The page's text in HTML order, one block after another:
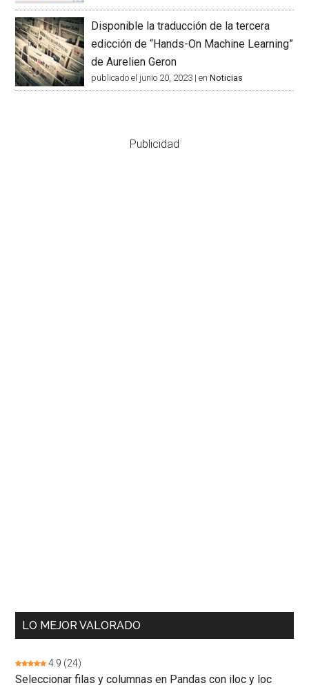
Disponible la traducción de la tercera
edicción de “Hands-On Machine Learning”
de Aurelien Geron
publicado el junio 20, 2023 |enNoticias
Publicidad
LO MEJOR VALORADO
4.9 (24)
Seleccionar filas y columnas en Pandas con iloc y loc